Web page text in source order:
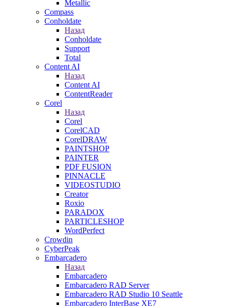
Metallic
Compass
Conholdate
Назад
Conholdate
Support
Total
Content AI
Назад
Content AI
ContentReader
Corel
Назад
Corel
CorelCAD
CorelDRAW
PAINTSHOP
PAINTER
PDF FUSION
PINNACLE
VIDEOSTUDIO
Creator
Roxio
PARADOX
PARTICLESHOP
WordPerfect
Crowdin
CyberPeak
Embarcadero
Назад
Embarcadero
Embarcadero RAD Server
Embarcadero RAD Studio 10 Seattle
Embarcadero InterBase XE7